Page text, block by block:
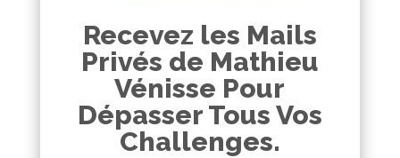
Recevez les Mails
Privés de Mathieu
Vénisse Pour
Dépasser Tous Vos
Challenges.